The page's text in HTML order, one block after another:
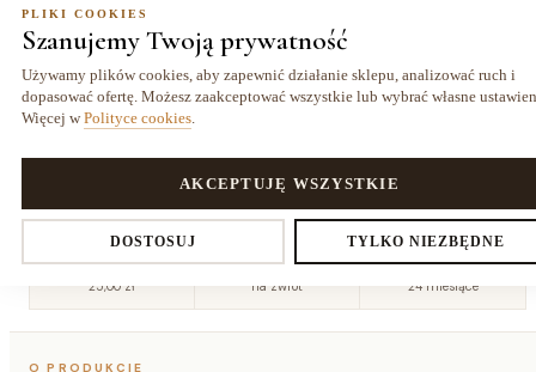
120x170 cm
377,00 zł
140x190 cm
494,00 zł
160x220
cm
637,00 zł 884,00 zł
200x290
cm
240x340
cm
Dostawa kurierem
25,00 zł
14 dni
na zwrot
Gwarancja
24 miesiące
O PRODUKCIE
PLIKI COOKIES
Szanujemy Twoją prywatność
Używamy plików cookies, aby zapewnić działanie sklepu, analizować ruch i
dopasować ofertę. Możesz zaakceptować wszystkie lub wybrać własne
Więcej w Polityce cookies
DOSTOSUJ TYLKO NIEZBĘDNE
AKCEPTUJĘ WSZYSTKIE
Ustawienia prywatności